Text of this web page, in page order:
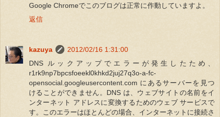
Google Chromeでこのブログは正常に作動していますよ。
返信
kazuya
2012/02/16 1:31:00
DNS ルックアップでエラーが発生したため、
r1rk9np7bpcsfoeekl0khkd2juj27q3o-a-fc-
opensocial.googleusercontent.com にあるサーバーを見つ
けることができません。DNS は、ウェブサイトの名前をイ
ンターネット アドレスに変換するためのウェブ サービスで
す。このエラーはほとんどの場合、インターネットに接続さ